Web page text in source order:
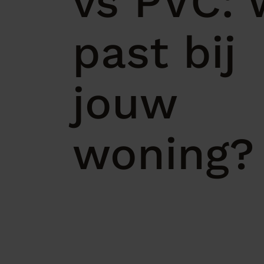
past bij
jouw
woning?